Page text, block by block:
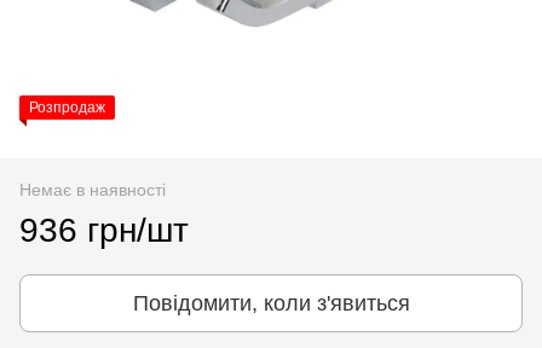
Розпродаж
Немає в наявності
936 грн/шт
Повідомити, коли з'явиться